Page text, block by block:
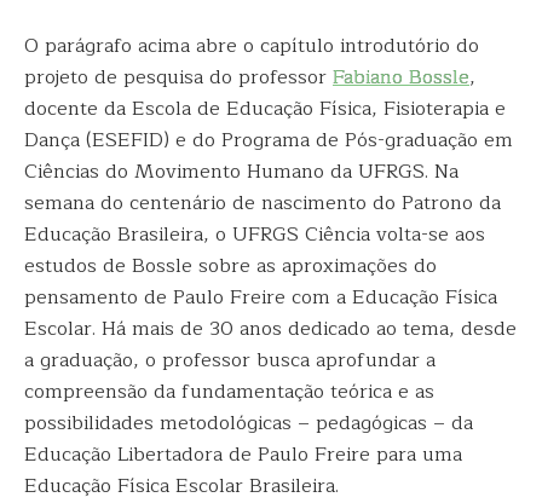
O parágrafo acima abre o capítulo introdutório do
projeto de pesquisa do professorFabiano Bossle,
docente da Escola de Educação Física, Fisioterapia e
Dança (ESEFID) e do Programa de Pós-graduação em
Ciências do Movimento Humano da UFRGS. Na
semana do centenário de nascimento do Patrono da
Educação Brasileira, o UFRGS Ciência volta-se aos
estudos de Bossle sobre as aproximações do
pensamento de Paulo Freire com a Educação Física
Escolar. Há mais de 30 anos dedicado ao tema, desde
a graduação, o professor busca aprofundar a
compreensão da fundamentação teórica e as
possibilidades metodológicas – pedagógicas – da
Educação Libertadora de Paulo Freire para uma
Educação Física Escolar Brasileira.